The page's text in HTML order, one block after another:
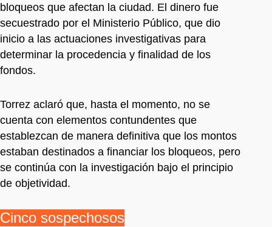
bloqueos que afectan la ciudad. El dinero fue
secuestrado por el Ministerio Público, que dio
inicio a las actuaciones investigativas para
determinar la procedencia y finalidad de los
fondos.
Torrez aclaró que, hasta el momento, no se
cuenta con elementos contundentes que
establezcan de manera definitiva que los montos
estaban destinados a financiar los bloqueos, pero
se continúa con la investigación bajo el principio
de objetividad.
Cinco sospechosos